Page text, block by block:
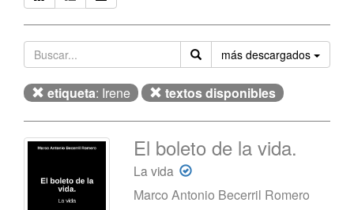
más descargados
etiqueta: Irene textos disponibles
El boleto de la vida.
La vida
Marco Antonio Becerril Romero